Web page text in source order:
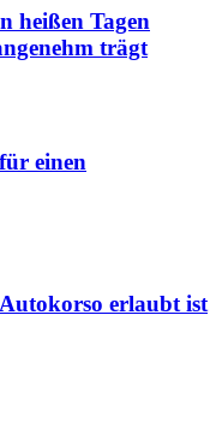
heißen Tagen
trägt
einen
erlaubt ist